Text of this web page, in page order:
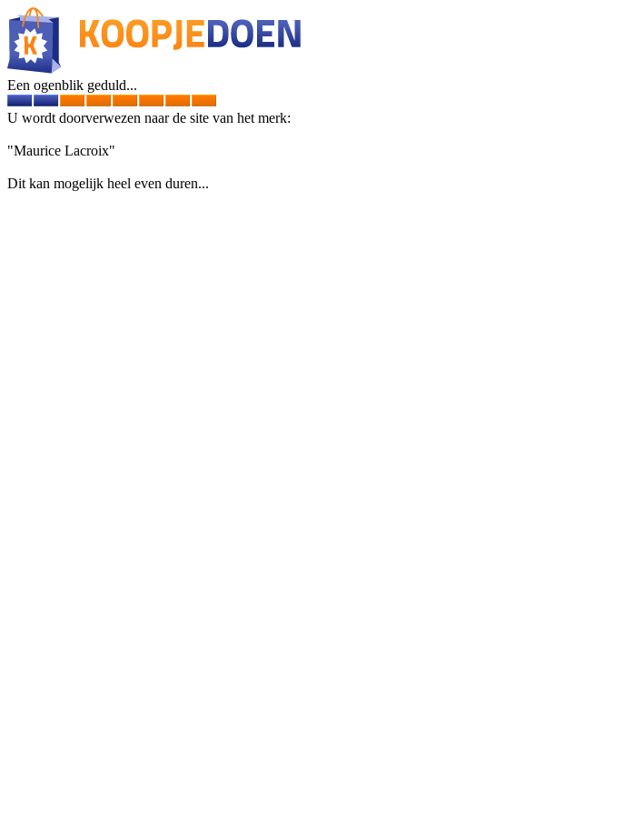
Een ogenblik geduld...
U wordt doorverwezen naar de site van het merk:
"Maurice Lacroix"
Dit kan mogelijk heel even duren...